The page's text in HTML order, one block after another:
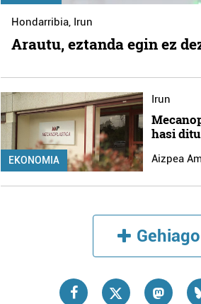
Hondarribia, Irun
Arautu, eztanda egin ez
EKONOMIA
Irun
hasi
Aizpea
Gehiago